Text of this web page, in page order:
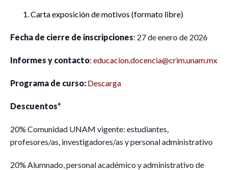
Carta exposición de motivos (formato libre)
Fecha de cierre de inscripciones: 27 de enero de 2026
Informes y contacto: educacion.docencia@crim.unam.mx
Programa de curso: Descarga
Descuentos*
20% Comunidad UNAM vigente: estudiantes,
profesores/as, investigadores/as y personal administrativo
20% Alumnado, personal académico y administrativo de